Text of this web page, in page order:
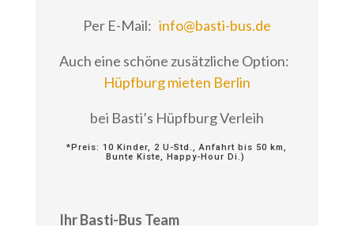
Per E-Mail: info@basti-bus.de
Auch eine schöne zusätzliche Option:
Hüpfburg mieten Berlin
bei Basti’s Hüpfburg Verleih
*Preis: 10 Kinder, 2 U-Std., Anfahrt bis 50 km,
Bunte Kiste, Happy-Hour Di.)
Ihr Basti-Bus Team